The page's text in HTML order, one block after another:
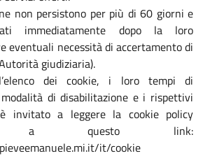
non persistono per più di 60 giorni e
immediatamente dopo la loro
eventuali necessità di accertamento di
giudiziaria).
dei cookie, i loro tempi di
di disabilitazione e i rispettivi
invitato a leggere la cookie policy
a questo link:
it/cookie